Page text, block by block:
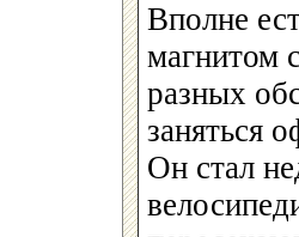
Вполне
магнитом
разных
заняться
Он стал